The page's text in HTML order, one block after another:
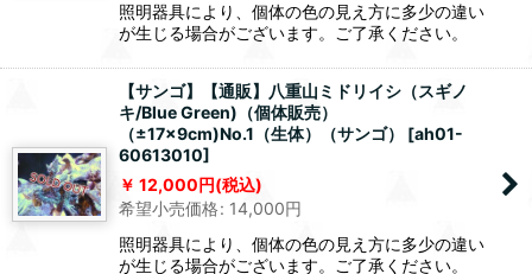
照明器具により、個体の色の見え方に多少の違い
が生じる場合がございます。ご了承ください。
【サンゴ】【通販】八重山ミドリイシ（スギノ
キ/Blue Green)（個体販売）
（±17x9cm)No.1（生体）（サンゴ）
[ah01-
60613010]
12,000円(税込)
希望小売価格: 14,000円
照明器具により、個体の色の見え方に多少の違い
が生じる場合がございます。ご了承ください。